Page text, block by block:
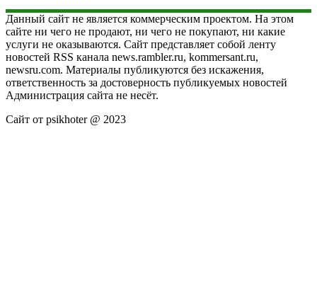
Данный сайт не является коммерческим проектом. На этом
сайте ни чего не продают, ни чего не покупают, ни какие
услуги не оказываются. Сайт представляет собой ленту
новостей RSS канала news.rambler.ru, kommersant.ru,
newsru.com. Материалы публикуются без искажения,
ответственность за достоверность публикуемых новостей
Администрация сайта не несёт.
Сайт от psikhoter @ 2023